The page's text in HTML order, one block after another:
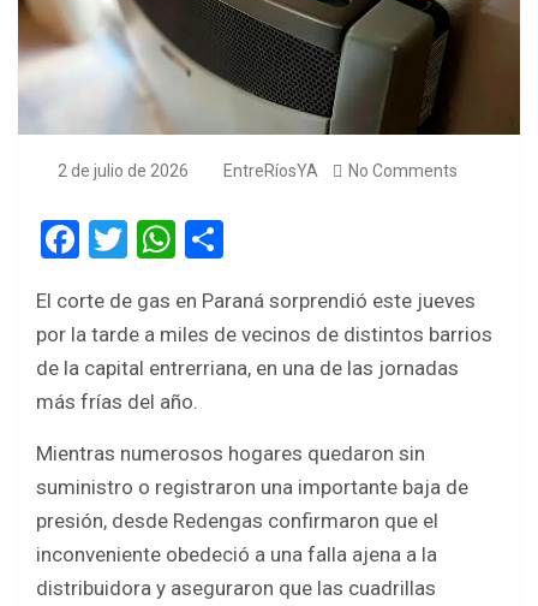
2 de julio de 2026 EntreRíosYA No Comments
F
ce
b
o
k
T
tt
er
W
at
s
A
p
ar
e
El corte de gas en Paraná sorprendió este jueves
por la tarde a miles de vecinos de distintos barrios
de la capital entrerriana, en una de las jornadas
más frías del año.
Mientras numerosos hogares quedaron sin
suministro o registraron una importante baja de
presión, desde Redengas confirmaron que el
inconveniente obedeció a una falla ajena a la
distribuidora y aseguraron que las cuadrillas